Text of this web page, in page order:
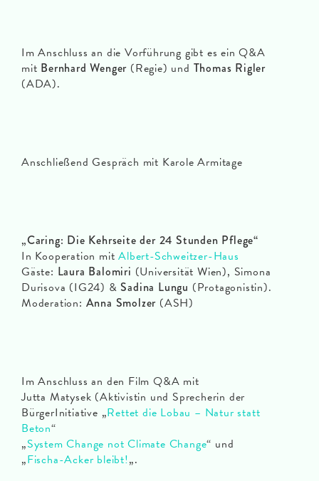
Im Anschluss an die Vorführung gibt es ein Q&A
mit Bernhard Wenger (Regie) und Thomas Rigler
(ADA).
Anschließend Gespräch mit Karole Armitage
„Caring: Die Kehrseite der 24 Stunden Pflege“
In Kooperation mitAlbert-Schweitzer-Haus
Gäste: Laura Balomiri (Universität Wien), Simona
Durisova (IG24) & Sadina Lungu (Protagonistin).
Moderation: Anna Smolzer (ASH)
Im Anschluss an den Film Q&A mit
Jutta Matysek (Aktivistin und Sprecherin der
BürgerInitiative „Rettet die Lobau – Natur statt
Beton“
„System Change not Climate Change“ und
„Fischa-Acker bleibt!„.